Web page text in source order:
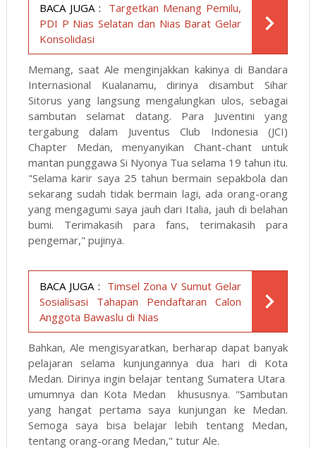
BACA JUGA :
Targetkan Menang Pemilu,
PDI P Nias Selatan dan Nias Barat Gelar
Konsolidasi
Memang, saat Ale menginjakkan kakinya di Bandara
Internasional Kualanamu, dirinya disambut Sihar
Sitorus yang langsung mengalungkan ulos, sebagai
sambutan selamat datang. Para Juventini yang
tergabung dalam Juventus Club Indonesia (JCI)
Chapter Medan, menyanyikan Chant-chant untuk
mantan punggawa Si Nyonya Tua selama 19 tahun itu.
"Selama karir saya 25 tahun bermain sepakbola dan
sekarang sudah tidak bermain lagi, ada orang-orang
yang mengagumi saya jauh dari Italia, jauh di belahan
bumi. Terimakasih para fans, terimakasih para
pengemar," pujinya.
BACA JUGA : Timsel Zona V Sumut Gelar
Sosialisasi Tahapan Pendaftaran Calon
Anggota Bawaslu di Nias
Bahkan, Ale mengisyaratkan, berharap dapat banyak
pelajaran selama kunjungannya dua hari di Kota
Medan. Dirinya ingin belajar tentang Sumatera Utara
umumnya dan Kota Medan khususnya. "Sambutan
yang hangat pertama saya kunjungan ke Medan.
Semoga saya bisa belajar lebih tentang Medan,
tentang orang-orang Medan," tutur Ale.